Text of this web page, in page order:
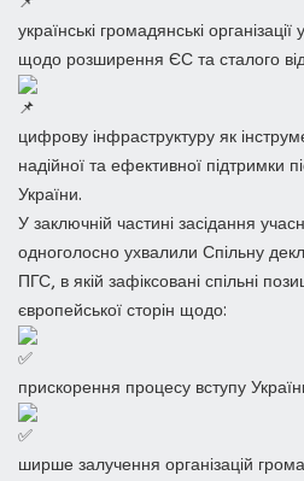
українські громадянські організації
щодо розширення ЄС та сталого
цифрову інфраструктуру як
надійної та ефективної підтримки
України.
У заключній частині засідання
одноголосно ухвалили Спільну
ПГС, в якій зафіксовані спільні
європейської сторін щодо:
прискорення процесу вступу
ширше залучення організацій